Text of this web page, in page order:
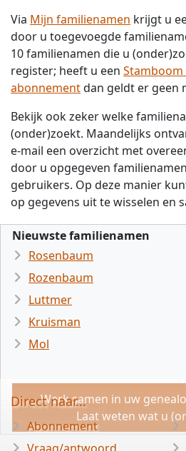
Via Mijn familienamen krijgt u
door u toegevoegde
10 familienamen die u
register; heeft u een Stamboom
abonnementdan geldt er geen
Bekijk ook zeker welke
(onder)zoekt. Maandelijks
e-mail een overzicht met
door u opgegeven
gebruikers. Op deze manier
op gegevens uit te wisselen en
Nieuwste familienamen
Rosenbaum
Rozenbaum
Luttmer
Kruisman
Mol
Werk samen in uw
Laat weten wat u
Direct naar...
Abonnement